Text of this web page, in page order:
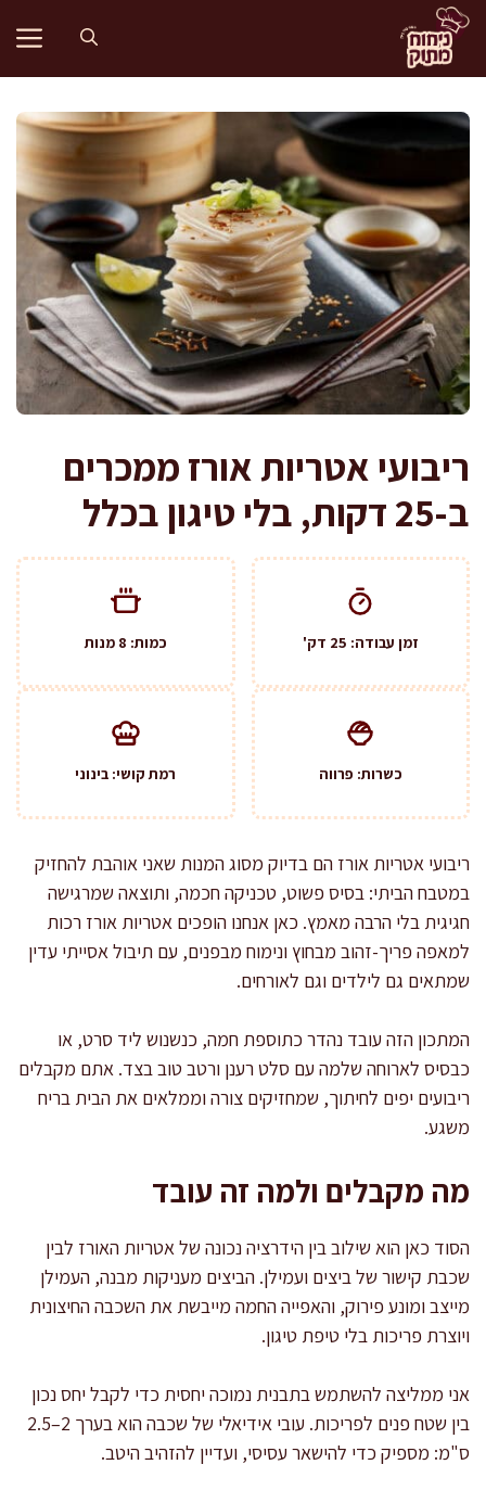
לדלג
לתוכן
ריבועי אטריות אורז ממכרים
ב-25 דקות, בלי טיגון בכלל
זמן עבודה: 25 דק' כמות: 8 מנות
כשרות: פרווה רמת קושי: בינוני
ריבועי אטריות אורז הם בדיוק מסוג המנות שאני אוהבת להחזיק
במטבח הביתי: בסיס פשוט, טכניקה חכמה, ותוצאה שמרגישה
חגיגית בלי הרבה מאמץ. כאן אנחנו הופכים אטריות אורז רכות
למאפה פריך-זהוב מבחוץ ונימוח מבפנים, עם תיבול אסייתי עדין
שמתאים גם לילדים וגם לאורחים.
המתכון הזה עובד נהדר כתוספת חמה, כנשנוש ליד סרט, או
כבסיס לארוחה שלמה עם סלט רענן ורטב טוב בצד. אתם מקבלים
ריבועים יפים לחיתוך, שמחזיקים צורה וממלאים את הבית בריח
משגע.
מה מקבלים ולמה זה עובד
הסוד כאן הוא שילוב בין הידרציה נכונה של אטריות האורז לבין
שכבת קישור של ביצים ועמילן. הביצים מעניקות מבנה, העמילן
מייצב ומונע פירוק, והאפייה החמה מייבשת את השכבה החיצונית
ויוצרת פריכות בלי טיפת טיגון.
אני ממליצה להשתמש בתבנית נמוכה יחסית כדי לקבל יחס נכון
בין שטח פנים לפריכות. עובי אידיאלי של שכבה הוא בערך 2–2.5
ס"מ: מספיק כדי להישאר עסיסי, ועדיין להזהיב היטב.